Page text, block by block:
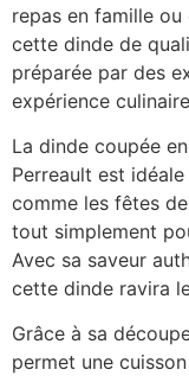
repas en famille ou
cette dinde de
préparée par des
expérience
La dinde coupée
Perreault est
comme les fêtes
tout simplement
Avec sa saveur
cette dinde ravira
Grâce à sa
permet une